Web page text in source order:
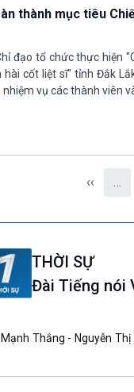
thành mục tiêu
đạo tổ chức thực hiện
cốt liệt sĩ" tỉnh Đắk
vụ các thành viên
‹‹ …
THỜI SỰ
Đài Tiếng nói
Thắng - Nguyễn